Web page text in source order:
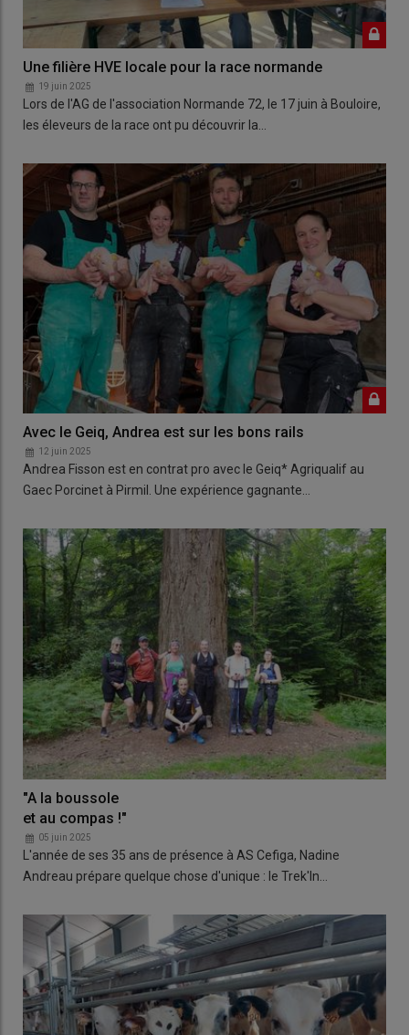
Une filière HVE locale pour la race normande
19 juin 2025
Lors de l'AG de l'association Normande 72, le 17 juin à Bouloire,
les éleveurs de la race ont pu découvrir la…
Avec le Geiq, Andrea est sur les bons rails
12 juin 2025
Andrea Fisson est en contrat pro avec le Geiq* Agriqualif au
Gaec Porcinet à Pirmil. Une expérience gagnante…
"A la boussole
et au compas !"
05 juin 2025
L'année de ses 35 ans de présence à AS Cefiga, Nadine
Andreau prépare quelque chose d'unique : le Trek'In…